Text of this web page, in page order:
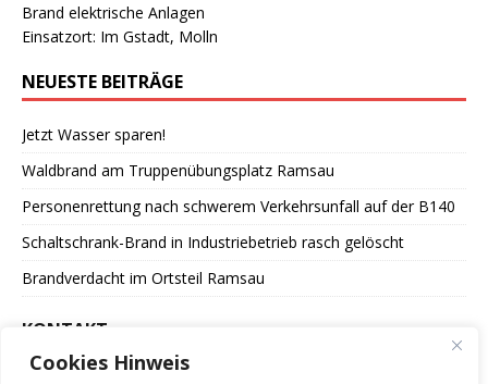
Cookies Hinweis
Brand elektrische Anlagen
Einsatzort: Im Gstadt, Molln
NEUESTE BEITRÄGE
Jetzt Wasser sparen!
Waldbrand am Truppenübungsplatz Ramsau
Personenrettung nach schwerem Verkehrsunfall auf der B140
Schaltschrank-Brand in Industriebetrieb rasch gelöscht
Brandverdacht im Ortsteil Ramsau
KONTAKT